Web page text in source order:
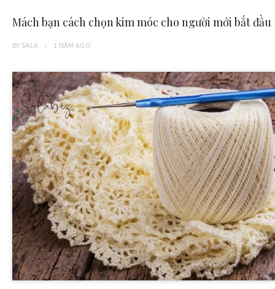
Mách bạn cách chọn kim móc cho người mới bắt đầu
BY SALA 1 NĂM AGO